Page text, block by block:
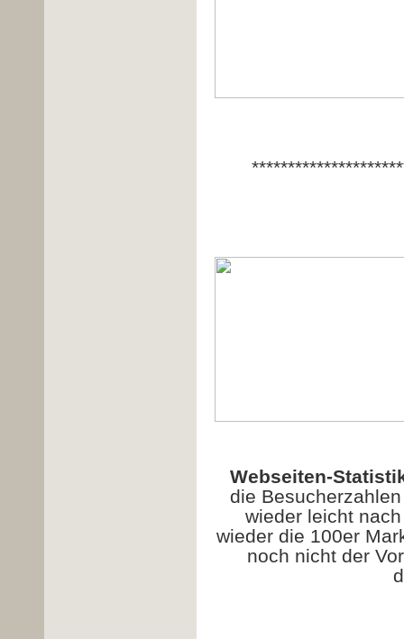
Webseiten-
die
wieder leicht
wieder die 100er
noch nicht der